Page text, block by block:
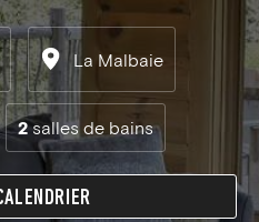
La Malbaie
2salles de bains